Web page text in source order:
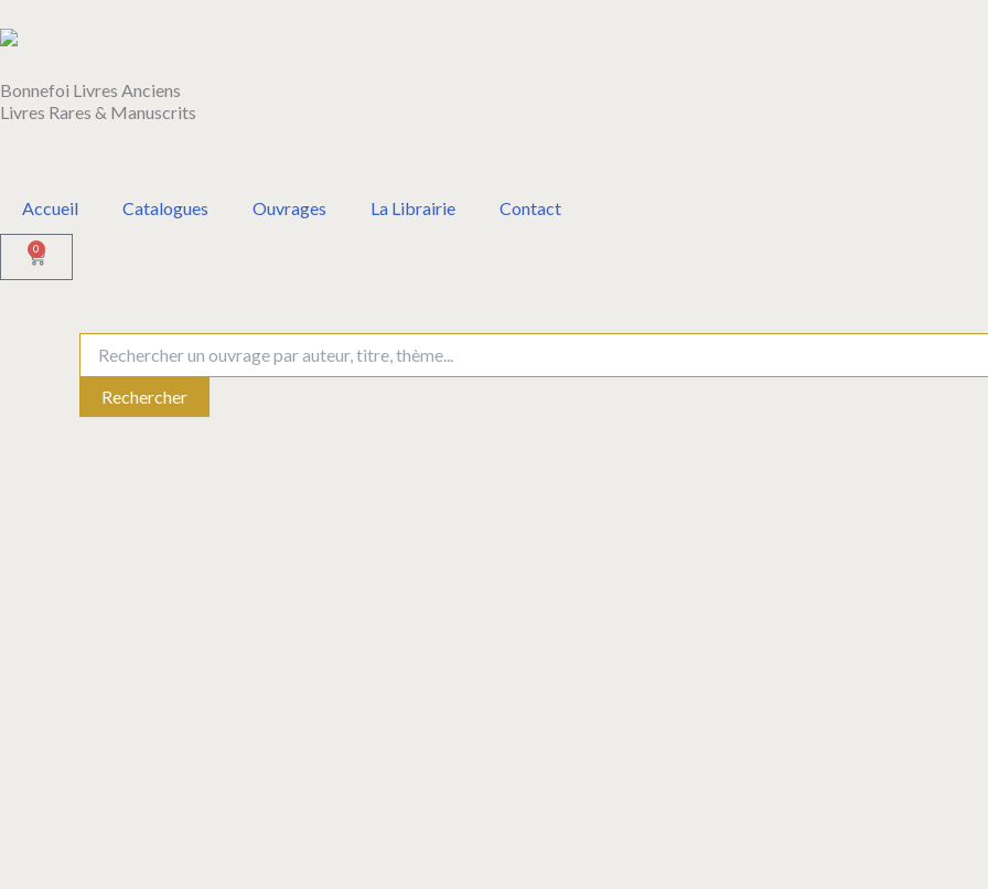
au
Bonnefoi Livres Anciens
Livres Rares & Manuscrits
Accueil Catalogues Ouvrages La Librairie Contact
0
Panier